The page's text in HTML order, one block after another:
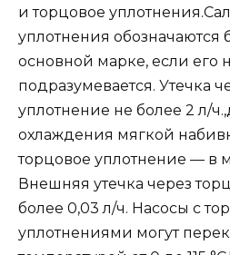
и торцовое
уплотнения обозначаются
основной марке, если его
подразумевается. Утечка
уплотнение не более 2 л/
охлаждения мягкой
торцовое уплотнение — в
Внешняя утечка через
более 0,03 л/ч. Насосы с
уплотнениями могут